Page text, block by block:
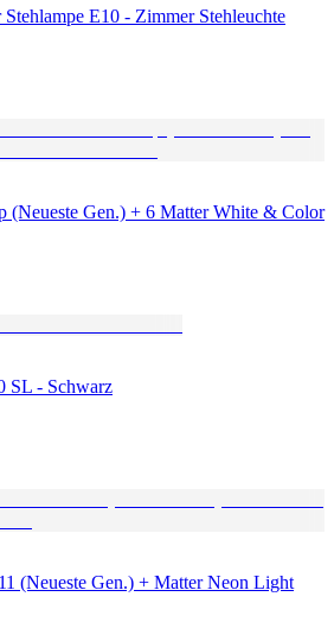
E10 - Zimmer Stehleuchte
(Neueste Gen.) + 6 Matter White & Color
SL - Schwarz
(Neueste Gen.) + Matter Neon Light